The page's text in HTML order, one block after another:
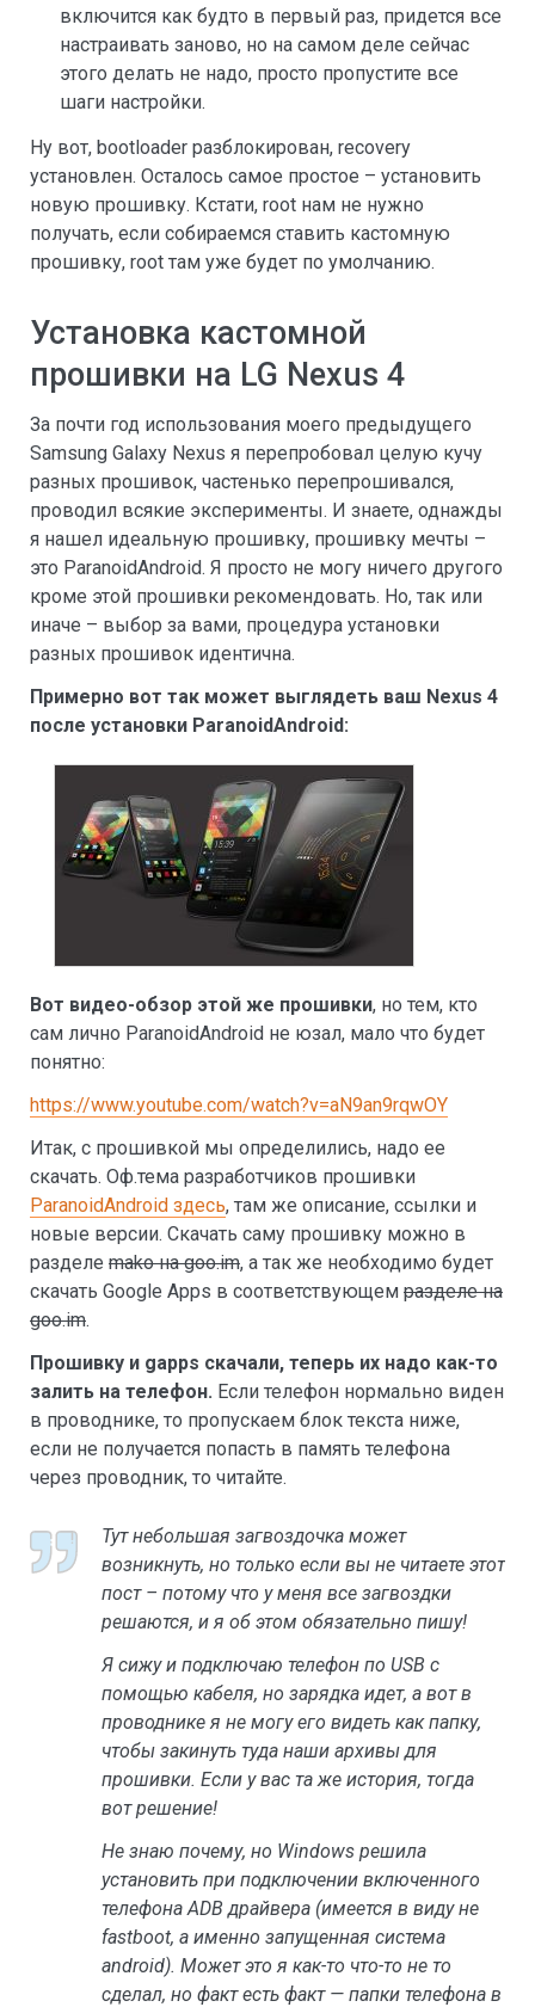
включится как будто в первый раз, придется все
настраивать заново, но на самом деле сейчас
этого делать не надо, просто пропустите все
шаги настройки.
Ну вот, bootloader разблокирован, recovery
установлен. Осталось самое простое – установить
новую прошивку. Кстати, root нам не нужно
получать, если собираемся ставить кастомную
прошивку, root там уже будет по умолчанию.
Установка кастомной
прошивки на LG Nexus 4
За почти год использования моего предыдущего
Samsung Galaxy Nexus я перепробовал целую кучу
разных прошивок, частенько перепрошивался,
проводил всякие эксперименты. И знаете, однажды
я нашел идеальную прошивку, прошивку мечты –
это ParanoidAndroid. Я просто не могу ничего другого
кроме этой прошивки рекомендовать. Но, так или
иначе – выбор за вами, процедура установки
разных прошивок идентична.
Примерно вот так может выглядеть ваш Nexus 4
после установки ParanoidAndroid:
Вот видео-обзор этой же прошивки, но тем, кто
сам лично ParanoidAndroid не юзал, мало что будет
понятно:
https://www.youtube.com/watch?v=aN9an9rqwOY
Итак, с прошивкой мы определились, надо ее
скачать. Оф.тема разработчиков прошивки
ParanoidAndroid здесь, там же описание, ссылки и
новые версии. Скачать саму прошивку можно в
разделе mako на goo.im, а так же необходимо будет
скачать Google Apps в соответствующем разделе на
goo.im.
Прошивку и gapps скачали, теперь их надо как-то
залить на телефон. Если телефон нормально виден
в проводнике, то пропускаем блок текста ниже,
если не получается попасть в память телефона
через проводник, то читайте.
Тут небольшая загвоздочка может
возникнуть, но только если вы не читаете этот
пост – потому что у меня все загвоздки
решаются, и я об этом обязательно пишу!
Я сижу и подключаю телефон по USB с
помощью кабеля, но зарядка идет, а вот в
проводнике я не могу его видеть как папку,
чтобы закинуть туда наши архивы для
прошивки. Если у вас та же история, тогда
вот решение!
Не знаю почему, но Windows решила
установить при подключении включенного
телефона ADB драйвера (имеется в виду не
fastboot, а именно запущенная система
android). Может это я как-то что-то не то
сделал, но факт есть факт — папки телефона в